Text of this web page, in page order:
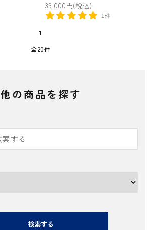
33,000円(税込)
1件
1
全20件
他の商品を探す
検索する